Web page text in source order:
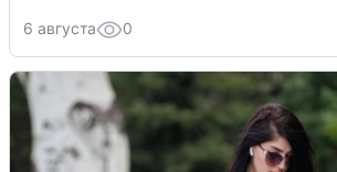
6 августа 0